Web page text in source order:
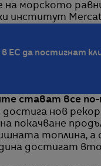
на морското
институт
ЕС да постигнат
стават все
нов
покачване
топлина,
достигат